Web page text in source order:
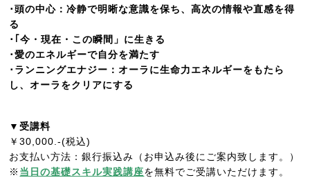
･頭の中心：冷静で明晰な意識を保ち、高次の情報や直感を得
る
･｢今・現在・この瞬間」に生きる
･愛のエネルギーで自分を満たす
･ランニングエナジー：オーラに生命力エネルギーをもたら
し、オーラをクリアにする
▼受講料
￥30,000.-(税込)
お支払い方法：銀行振込み（お申込み後にご案内致します。）
※ 当日の基礎スキル実践講座を無料でご受講いただけます。